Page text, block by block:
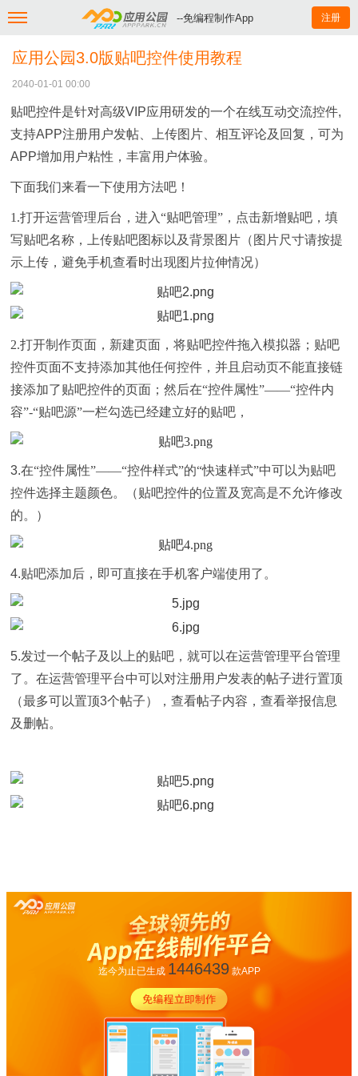
--免编程制作App 注册
应用公园3.0版贴吧控件使用教程
2040-01-01 00:00
贴吧控件是针对高级VIP应用研发的一个在线互动交流控件,
支持APP注册用户发帖、上传图片、相互评论及回复，可为
APP增加用户粘性，丰富用户体验。
下面我们来看一下使用方法吧！
1.打开运营管理后台，进入“贴吧管理”，点击新增贴吧，填
写贴吧名称，上传贴吧图标以及背景图片（图片尺寸请按提
示上传，避免手机查看时出现图片拉伸情况）
2.打开制作页面，新建页面，将贴吧控件拖入模拟器；贴吧
控件页面不支持添加其他任何控件，并且启动页不能直接链
接添加了贴吧控件的页面；然后在“控件属性”——“控件内
容”-“贴吧源”一栏勾选已经建立好的贴吧，
3.在“控件属性”——“控件样式”的“快速样式”中可以为贴吧
控件选择主题颜色。（贴吧控件的位置及宽高是不允许修改
的。）
4.贴吧添加后，即可直接在手机客户端使用了。
5.发过一个帖子及以上的贴吧，就可以在运营管理平台管理
了。在运营管理平台中可以对注册用户发表的帖子进行置顶
（最多可以置顶3个帖子），查看帖子内容，查看举报信息
及删帖。
迄今为止已生成 1446439款APP